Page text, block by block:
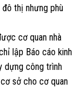
thị nhưng phù
cơ quan nhà
lập Báo cáo kinh
dựng công trình
sở cho cơ quan